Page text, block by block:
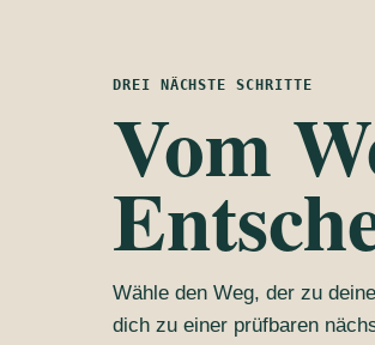
DREI NÄCHSTE SCHRITTE
Vom
Wähle den Weg, der zu
dich zu einer prüfbaren